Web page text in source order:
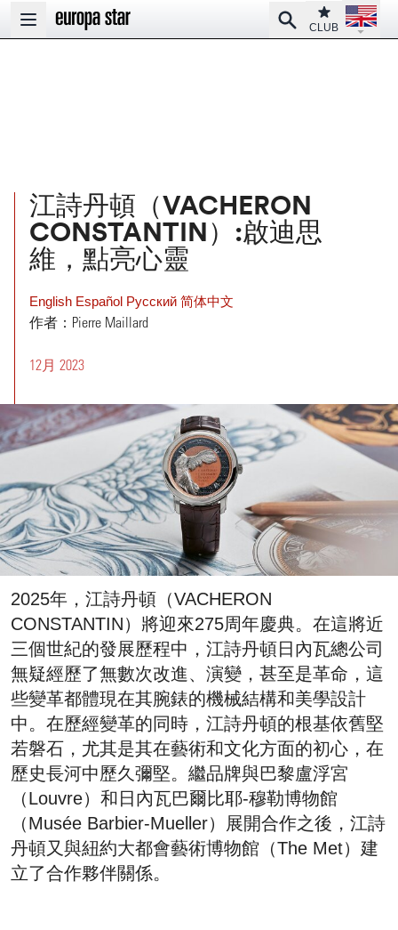
Open main menu
SearchClub
CLUB
Open
江詩丹頓（VACHERON
CONSTANTIN）:啟迪思
維，點亮心靈
English Español Pусский 简体中文
作者：Pierre Maillard
12月 2023
2025年，江詩丹頓（VACHERON
CONSTANTIN）將迎來275周年慶典。在這將近
三個世紀的發展歷程中，江詩丹頓日內瓦總公司
無疑經歷了無數次改進、演變，甚至是革命，這
些變革都體現在其腕錶的機械結構和美學設計
中。在歷經變革的同時，江詩丹頓的根基依舊堅
若磐石，尤其是其在藝術和文化方面的初心，在
歷史長河中歷久彌堅。繼品牌與巴黎盧浮宮
（Louvre）和日內瓦巴爾比耶-穆勒博物館
（Musée Barbier-Mueller）展開合作之後，江詩
丹頓又與紐約大都會藝術博物館（The Met）建
立了合作夥伴關係。